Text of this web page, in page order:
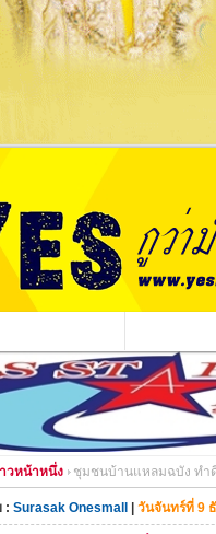
วหน้าหนึ่ง ชุมชนบ้านแหลมฉบัง ทำ
: Surasak Onesmall วันจันทร์ที่ 9